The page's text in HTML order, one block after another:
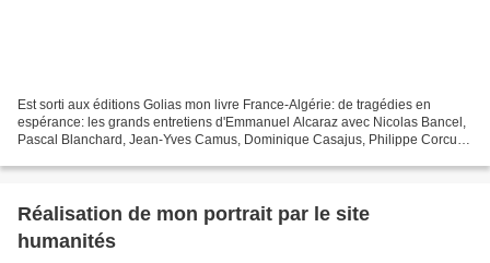
Est sorti aux éditions Golias mon livre France-Algérie: de tragédies en
espérance: les grands entretiens d'Emmanuel Alcaraz avec Nicolas Bancel,
Pascal Blanchard, Jean-Yves Camus, Dominique Casajus, Philippe Corcuff,
Réalisation de mon portrait par le site
humanités